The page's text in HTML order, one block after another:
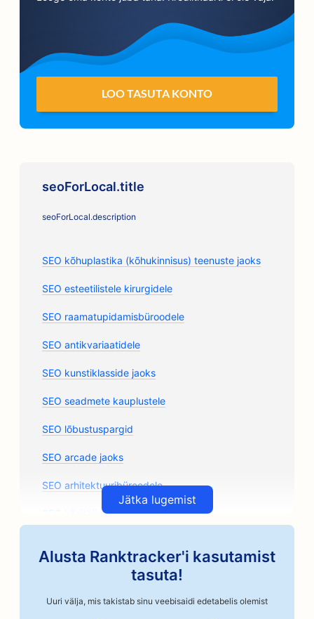
LOO TASUTA KONTO
seoForLocal.title
seoForLocal.description
SEO kõhuplastika (kõhukinnisus) teenuste jaoks
SEO esteetilistele kirurgidele
SEO raamatupidamisbüroodele
SEO antikvariaatidele
SEO kunstiklasside jaoks
SEO seadmete kauplustele
SEO lõbustuspargid
SEO arcade jaoks
SEO arhitektuuribüroodele
SEO käsitöönduslikele kohviröstritele
SEO autoremonditöökodadele
SEO autokorpuskauplustele
Jätka lugemist
Alusta Ranktracker'i kasutamist
tasuta!
Uuri välja, mis takistab sinu veebisaidi edetabelis olemist